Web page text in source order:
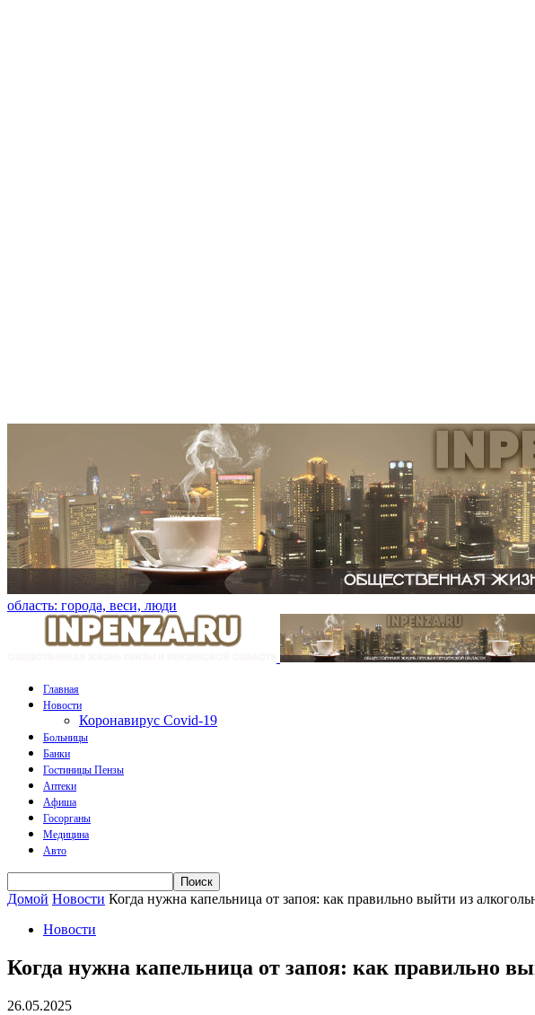
область: города, веси, люди
Главная
Новости
Коронавирус Covid-19
Больницы
Банки
Гостиницы Пензы
Аптеки
Афиша
Госорганы
Медицина
Авто
Домой Новости Когда нужна капельница от запоя: как правильно выйти из
Новости
Когда нужна капельница от запоя: как правильно
26.05.2025